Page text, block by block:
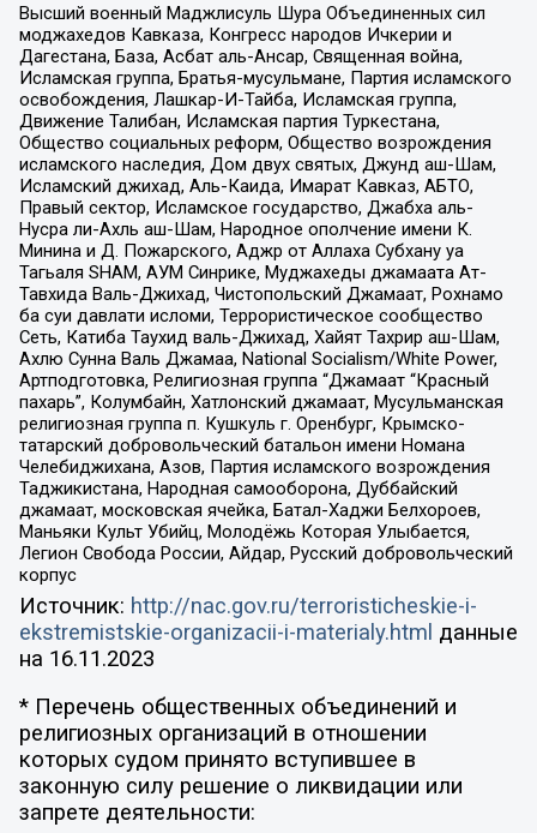
Высший военный Маджлисуль Шура Объединенных сил
моджахедов Кавказа, Конгресс народов Ичкерии и
Дагестана, База, Асбат аль-Ансар, Священная война,
Исламская группа, Братья-мусульмане, Партия исламского
освобождения, Лашкар-И-Тайба, Исламская группа,
Движение Талибан, Исламская партия Туркестана,
Общество социальных реформ, Общество возрождения
исламского наследия, Дом двух святых, Джунд аш-Шам,
Исламский джихад, Аль-Каида, Имарат Кавказ, АБТО,
Правый сектор, Исламское государство, Джабха аль-
Нусра ли-Ахль аш-Шам, Народное ополчение имени К.
Минина и Д. Пожарского, Аджр от Аллаха Субхану уа
Тагьаля SHAM, АУМ Синрике, Муджахеды джамаата Ат-
Тавхида Валь-Джихад, Чистопольский Джамаат, Рохнамо
ба суи давлати исломи, Террористическое сообщество
Сеть, Катиба Таухид валь-Джихад, Хайят Тахрир аш-Шам,
Ахлю Сунна Валь Джамаа, National Socialism/White Power,
Артподготовка, Религиозная группа “Джамаат “Красный
пахарь”, Колумбайн, Хатлонский джамаат, Мусульманская
религиозная группа п. Кушкуль г. Оренбург, Крымско-
татарский добровольческий батальон имени Номана
Челебиджихана, Азов, Партия исламского возрождения
Таджикистана, Народная самооборона, Дуббайский
джамаат, московская ячейка, Батал-Хаджи Белхороев,
Маньяки Культ Убийц, Молодёжь Которая Улыбается,
Легион Свобода России, Айдар, Русский добровольческий
корпус
Источник: http://nac.gov.ru/terroristicheskie-i-
ekstremistskie-organizacii-i-materialy.html данные
на 16.11.2023
* Перечень общественных объединений и
религиозных организаций в отношении
которых судом принято вступившее в
законную силу решение о ликвидации или
запрете деятельности: